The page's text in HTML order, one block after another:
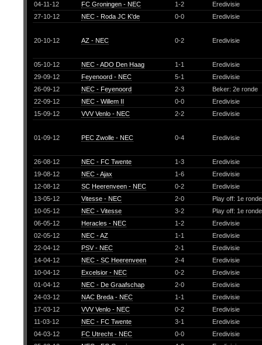
04-11-12
FC Groningen - NEC 1-2
Eredivisie
27-10-12
NEC - Roda JC K'de 0-0 Eredivisie
20-10-12 AZ - NEC 0-2 Eredivisie
05-10-12 NEC - ADO Den Haag 1-1
Eredivisie
29-09-12
Feyenoord - NEC 5-1
Eredivisie
26-09-12
NEC - Feyenoord 2-3
Beker: 2e ronde
22-09-12
NEC - Willem II 0-0
Eredivisie
15-09-12
VVV Venlo - NEC 2-2 Eredivisie
01-09-12 PEC Zwolle - NEC 0-4 Eredivisie
26-08-12 NEC - FC Twente 1-3
Eredivisie
19-08-12
NEC - Ajax 1-6
Eredivisie
12-08-12
SC Heerenveen - NEC 0-2
Eredivisie
13-05-12
Vitesse - NEC 2-0
Play off: 1e
10-05-12
NEC - Vitesse 3-2
Play off: 1e
06-05-12
Heracles - NEC 1-2
Eredivisie
02-05-12
NEC - AZ 1-1
Eredivisie
22-04-12
PSV - NEC 2-1
Eredivisie
14-04-12
NEC - SC Heerenveen 2-4
Eredivisie
10-04-12
Excelsior - NEC 0-2
Eredivisie
01-04-12
NEC - De Graafschap 2-0
Eredivisie
24-03-12
NAC Breda - NEC 1-1
Eredivisie
17-03-12
VVV Venlo - NEC 0-2
Eredivisie
11-03-12
NEC - FC Twente 3-1
Eredivisie
04-03-12
FC Utrecht - NEC 0-0
Eredivisie